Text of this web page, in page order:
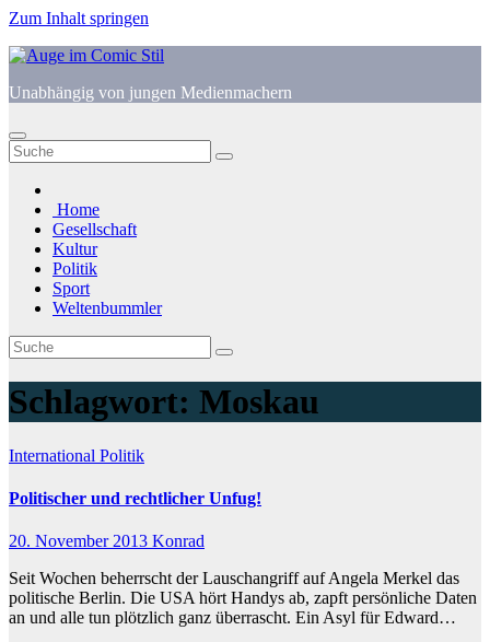
Zum Inhalt springen
Unabhängig von jungen Medienmachern
Home
Gesellschaft
Kultur
Politik
Sport
Weltenbummler
Schlagwort: Moskau
International Politik
Politischer und rechtlicher Unfug!
20. November 2013 Konrad
Seit Wochen beherrscht der Lauschangriff auf Angela Merkel das
politische Berlin. Die USA hört Handys ab, zapft persönliche Daten
an und alle tun plötzlich ganz überrascht. Ein Asyl für Edward…